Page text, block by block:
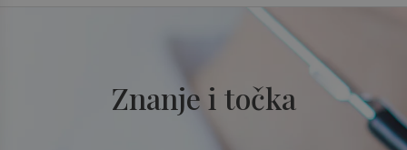
Znanje i točka